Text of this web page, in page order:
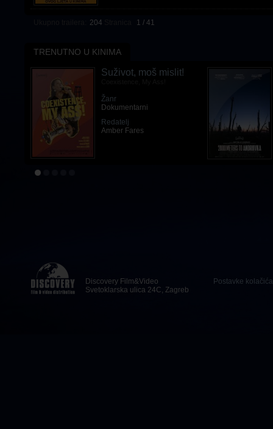
204 1 / 41
TRENUTNO U KINIMA
Suživot, moš mislit!
Žanr
Dokumentarni
Redatelj
Amber Fares
Discovery Film&Video
Svetoklarska ulica 24C, Zagreb
Postavke kolačića